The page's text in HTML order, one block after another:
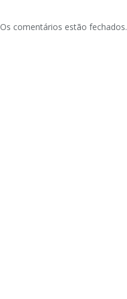
Os comentários estão fechados.